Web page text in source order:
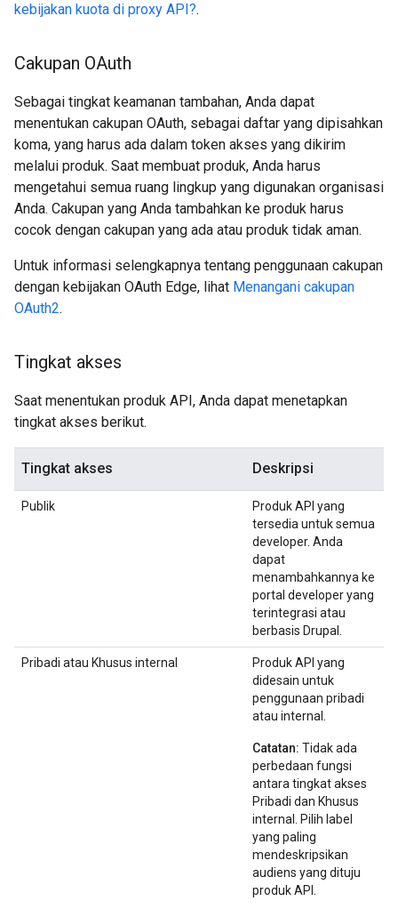
kebijakan kuota di proxy API?.
Cakupan OAuth
Sebagai tingkat keamanan tambahan, Anda dapat
menentukan cakupan OAuth, sebagai daftar yang dipisahkan
koma, yang harus ada dalam token akses yang dikirim
melalui produk. Saat membuat produk, Anda harus
mengetahui semua ruang lingkup yang digunakan organisasi
Anda. Cakupan yang Anda tambahkan ke produk harus
cocok dengan cakupan yang ada atau produk tidak aman.
Untuk informasi selengkapnya tentang penggunaan cakupan
dengan kebijakan OAuth Edge, lihat Menangani cakupan
OAuth2.
Tingkat akses
Saat menentukan produk API, Anda dapat menetapkan
tingkat akses berikut.
Tingkat akses Deskripsi
Publik
Produk API yang
tersedia untuk semua
developer. Anda
dapat
menambahkannya ke
portal developer yang
terintegrasi atau
berbasis Drupal.
Pribadi atau Khusus internal
Produk API yang
didesain untuk
penggunaan pribadi
atau internal.
Catatan: Tidak ada
perbedaan fungsi
antara tingkat akses
Pribadi dan Khusus
internal. Pilih label
yang paling
mendeskripsikan
audiens yang dituju
produk API.